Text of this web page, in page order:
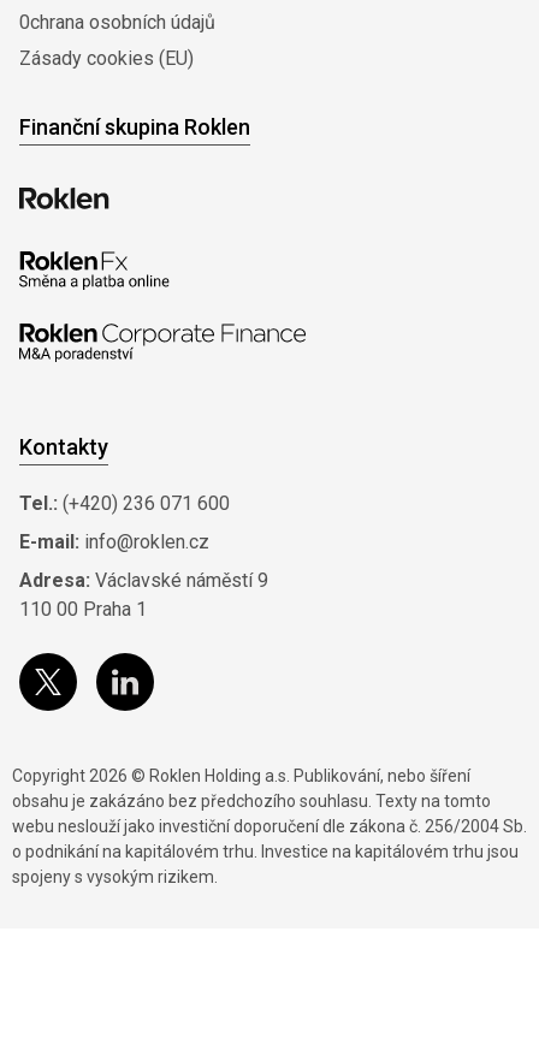
0chrana osobních údajů
Zásady cookies (EU)
Finanční skupina Roklen
Kontakty
Tel.: (+420) 236 071 600
E-mail: info@roklen.cz
Adresa: Václavské náměstí 9
110 00 Praha 1
Copyright 2026 © Roklen Holding a.s. Publikování, nebo šíření
obsahu je zakázáno bez předchozího souhlasu. Texty na tomto
webu neslouží jako investiční doporučení dle zákona č. 256/2004 Sb.
o podnikání na kapitálovém trhu. Investice na kapitálovém trhu jsou
spojeny s vysokým rizikem.